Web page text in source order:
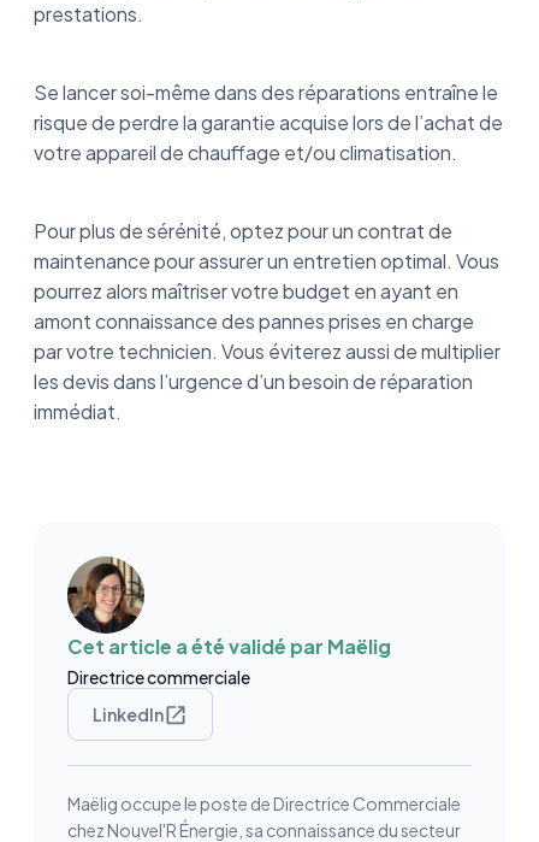
prestations.
Se lancer soi-même dans des réparations entraîne le
risque de perdre la garantie acquise lors de l’achat de
votre appareil de chauffage et/ou climatisation.
Pour plus de sérénité, optez pour un contrat de
maintenance pour assurer un entretien optimal. Vous
pourrez alors maîtriser votre budget en ayant en
amont connaissance des pannes prises en charge
par votre technicien. Vous éviterez aussi de multiplier
les devis dans l’urgence d’un besoin de réparation
immédiat.
Cet article a été validé par Maëlig
Directrice commerciale
LinkedIn
Maëlig occupe le poste de Directrice Commerciale
chez Nouvel'R Énergie, sa connaissance du secteur